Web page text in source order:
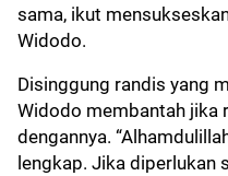
sama, ikut
Widodo.
Disinggung randis yang
Widodo membantah jika
dengannya.
lengkap. Jika diperlukan